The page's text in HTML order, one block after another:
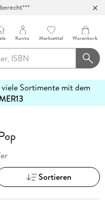
Konto Merkzettel Warenkorb
Sortimente mit dem
Sortieren